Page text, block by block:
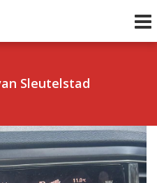
Sleutelstad
0 Volgend uur